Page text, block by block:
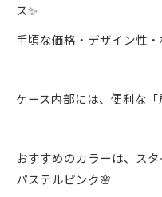
ス✨
手頃な価格・デザイン性・
ケース内部には、便利な「
おすすめのカラーは、ス
パステルピンク🌸